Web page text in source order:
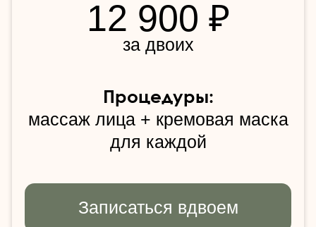
Мама + дочка
за двоих
Процедуры:
маме: массаж лица + микротоки
маска